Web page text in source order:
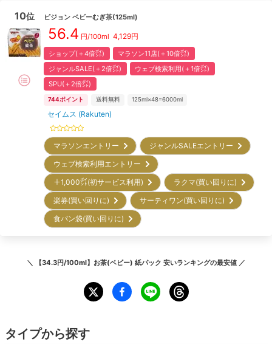
10位 ピジョン ベビーむぎ茶(125ml)
56.4 円/100ml 4,129円
ショップ(＋4倍㌽)
マラソン11店(＋10倍㌽)
ジャンルSALE(＋2倍㌽)
ウェブ検索利用(＋1倍㌽)
SPU(＋2倍㌽)
744ポイント 送料無料 125ml×48=6000ml
セイムス (Rakuten)
マラソンエントリー
ジャンルSALEエントリー
ウェブ検索利用エントリー
＋1,000㌽(初サービス利用)
ラクマ(買い回りに)
楽券(買い回りに)
サーティワン(買い回りに)
食パン袋(買い回りに)
＼ 【34.3円/100ml】お茶(ベビー) 紙パック 安いランキングの最安値 ／
タイプから探す